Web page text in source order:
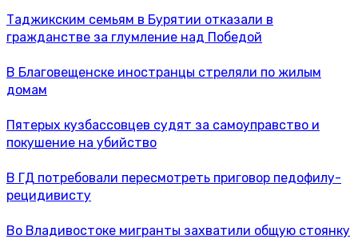
Таджикским семьям в Бурятии отказали в
гражданстве за глумление над Победой
В Благовещенске иностранцы стреляли по жилым
домам
Пятерых кузбассовцев судят за самоуправство и
покушение на убийство
В ГД потребовали пересмотреть приговор педофилу-
рецидивисту
Во Владивостоке мигранты захватили общую стоянку